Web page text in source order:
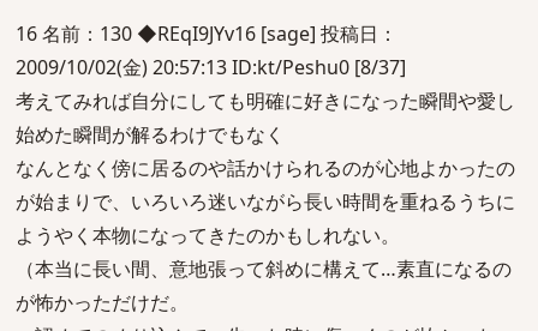
16 名前：130 ◆REqI9JYv16 [sage] 投稿日：
2009/10/02(金) 20:57:13 ID:kt/Peshu0 [8/37]
考えてみれば自分にしても明確に好きになった瞬間や愛し
始めた瞬間が解るわけでもなく
なんとなく傍に居るのや話かけられるのが心地よかったの
が始まりで、いろいろ迷いながら長い時間を重ねるうちに
ようやく本物になってきたのかもしれない。
（本当に長い間、意地張って斜めに構えて…素直になるの
が怖かっただけだ。